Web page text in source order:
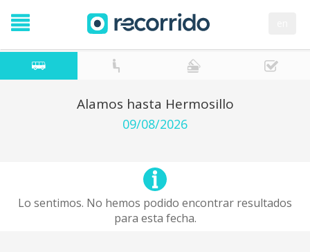
Alamos hasta Hermosillo
09/08/2026
Lo sentimos. No hemos podido encontrar resultados
para esta fecha.